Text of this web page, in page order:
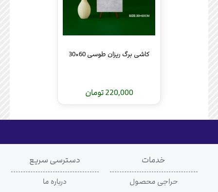
کاشی برگ ریزان طوسی 60×30
220,000 تومان
خدمات
حراجی محصول
دسترسی سریع
درباره ما